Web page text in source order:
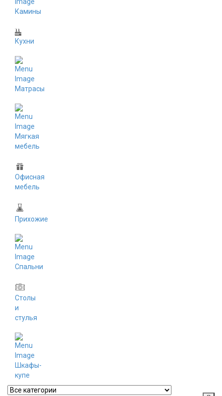
Камины
Кухни
Матрасы
Мягкая
мебель
Офисная
мебель
Прихожие
Спальни
Столы
и
стулья
Шкафы-
купе